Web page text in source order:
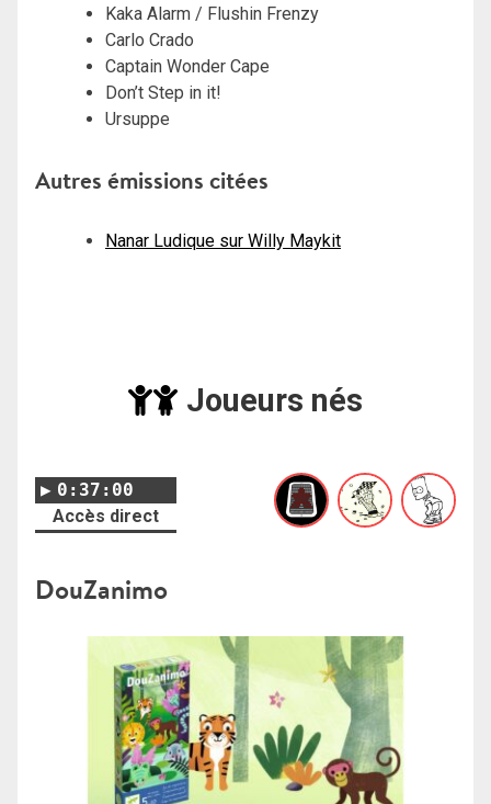
Kaka Alarm / Flushin Frenzy
Carlo Crado
Captain Wonder Cape
Don’t Step in it!
Ursuppe
Autres émissions citées
Nanar Ludique sur Willy Maykit
Joueurs nés
0:37:00
Accès direct
DouZanimo